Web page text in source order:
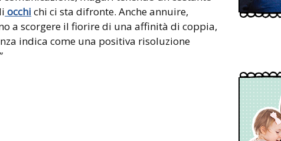
occhi chi ci sta difronte. Anche annuire,
a scorgere il fiorire di una affinità di coppia,
indica come una positiva risoluzione